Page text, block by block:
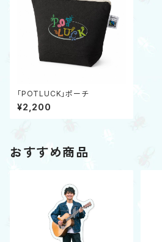
「POTLUCK」ポーチ
¥2,200
おすすめ商品